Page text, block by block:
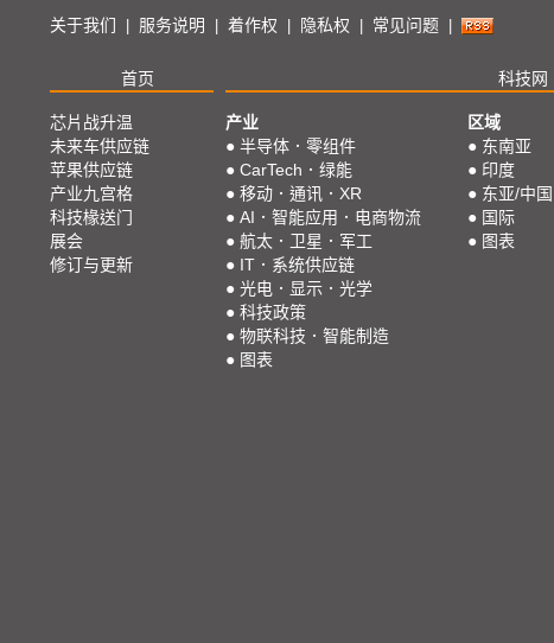
关于我们 服务说明 着作权 隐私权 常见问题
首页 科技网
芯片战升温
未来车供应链
苹果供应链
产业九宫格
科技椽送门
展会
修订与更新
产业
● 半导体．零组件
● CarTech．绿能
● 移动．通讯．XR
● AI．智能应用．电商物流
● 航太．卫星．军工
● IT．系统供应链
● 光电．显示．光学
● 科技政策
● 物联科技．智能制造
● 图表
区域
● 东南亚
● 印度
● 东亚/中国
● 国际
● 图表